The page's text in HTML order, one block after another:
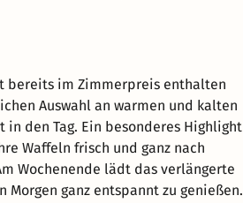
bereits im Zimmerpreis enthalten
Auswahl an warmen und kalten
den Tag. Ein besonderes Highlight
Waffeln frisch und ganz nach
Wochenende lädt das verlängerte
Morgen ganz entspannt zu genießen.